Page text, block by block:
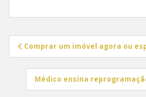
Navegação
de
Post
Comprar um imóvel agora ou
Médico ensina